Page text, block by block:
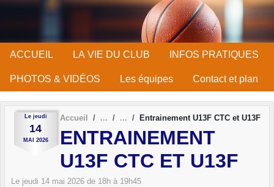
ACCUEIL LA VIE DU CLUB INFOS PRATIQUES
PHOTOS & VIDÉOS Les équipes Contact et plan
Le jeudi
14
MAI 2026
Accueil Entrainement U13F CTC et U13F
ENTRAINEMENT
U13F CTC ET U13F
Le jeudi 14 mai 2026 de 18h à 19h45